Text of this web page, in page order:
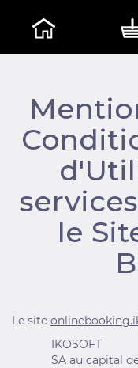
le
Le site
IKOSOFT
SA au capital